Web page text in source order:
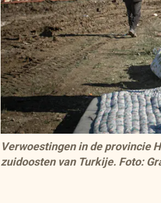
Verwoestingen in de provincie
zuidoosten van Turkije. Foto: